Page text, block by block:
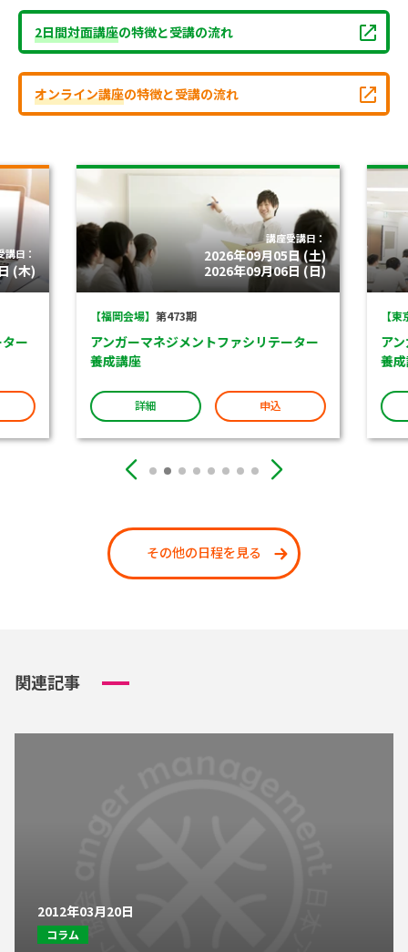
2日間対面講座の特徴と受講の流れ
オンライン講座の特徴と受講の流れ
日：
(木)
ー
講座受講日：
2026年09月05日 (土)
2026年09月06日 (日)
【福岡会場】 第473期
アンガーマネジメントファシリテーター
養成講座
詳細 申込
【東
ア
養成
その他の日程を見る
関連記事
2012年03月20日
コラム